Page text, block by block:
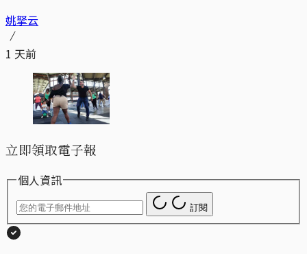
姚拏云
1 天前
立即領取電子報
個人資訊
訂閱